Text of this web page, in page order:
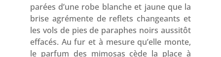
parées d’une robe blanche et jaune que la
brise agrémente de reflets changeants et
les vols de pies de paraphes noirs aussitôt
effacés. Au fur et à mesure qu’elle monte,
le parfum des mimosas cède la place à